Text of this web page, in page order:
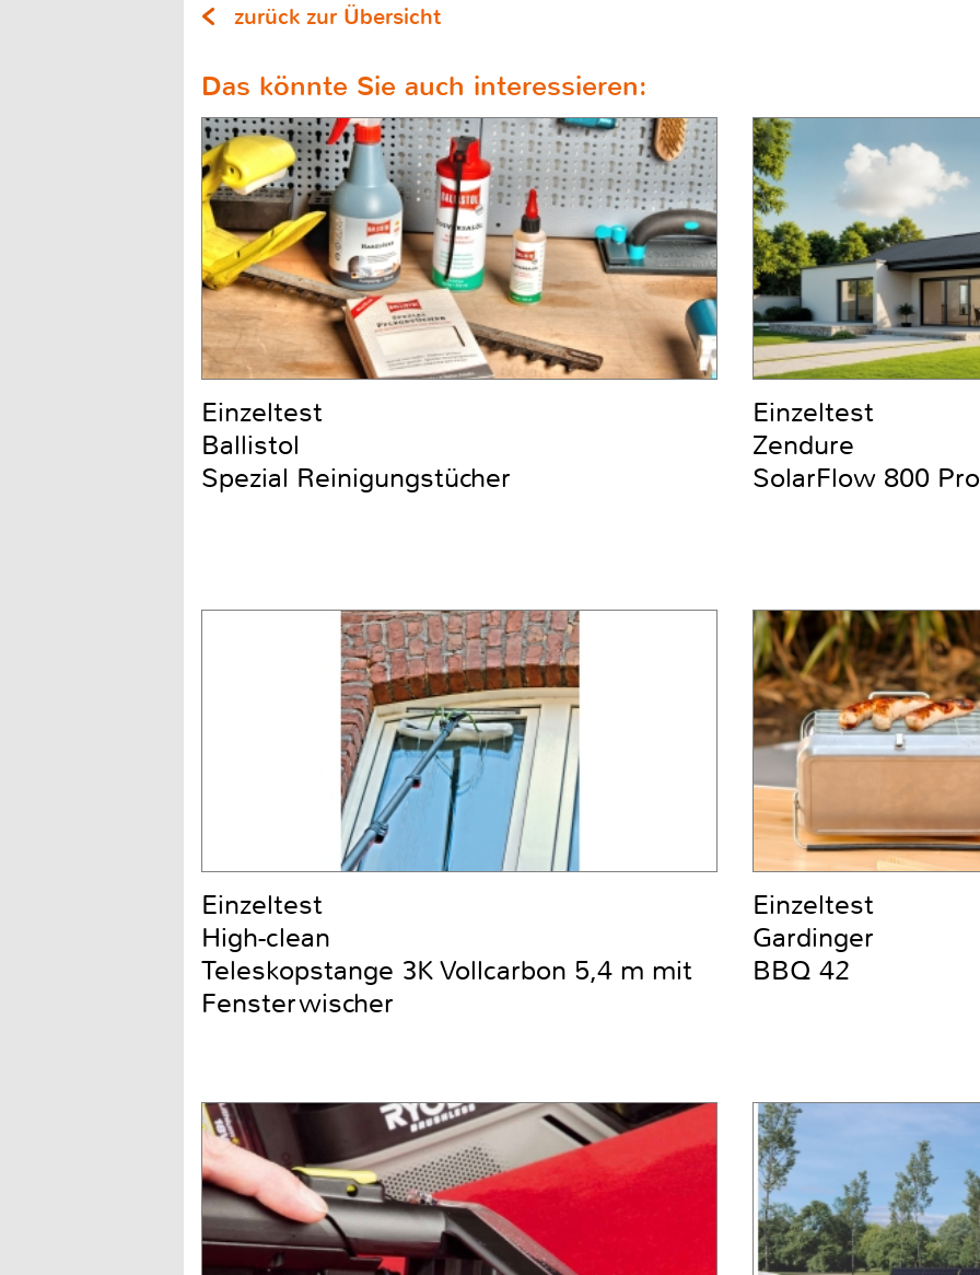
zurück zur Übersicht
Das könnte Sie auch interessieren:
Einzeltest
Ballistol
Spezial Reinigungstücher
Einzeltest
Zendure
SolarFlow 800 Pro
Einzeltest
High-clean
Teleskopstange 3K Vollcarbon 5,4 m mit
Fensterwischer
Einzeltest
Gardinger
BBQ 42